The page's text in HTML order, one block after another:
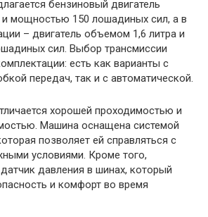
бензиновый двигатель
мощностью 150 лошадиных сил, а в
– двигатель объемом 1,6 литра и
сил. Выбор трансмиссии
есть как варианты с
передач, так и с автоматической.
хорошей проходимостью и
Машина оснащена системой
позволяет ей справляться с
условиями. Кроме того,
давления в шинах, который
и комфорт во время